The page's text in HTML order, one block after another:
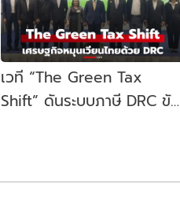
เวที “The Green Tax
Shift” ดันระบบภาษี DRC ขับ